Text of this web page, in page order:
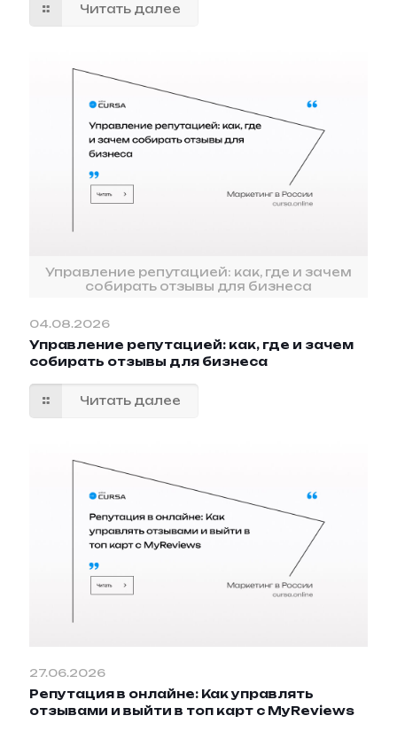
Читать далее
Управление репутацией: как, где и зачем
собирать отзывы для бизнеса
04.08.2026
Управление репутацией: как, где и зачем
собирать отзывы для бизнеса
Читать далее
27.06.2026
Репутация в онлайне: Как управлять
отзывами и выйти в топ карт с MyReviews